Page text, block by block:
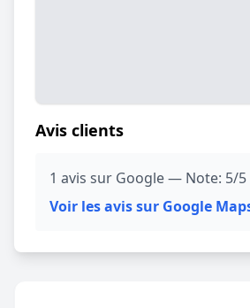
Avis clients
1 avis sur Google — Note: 5/5
Voir les avis sur Google